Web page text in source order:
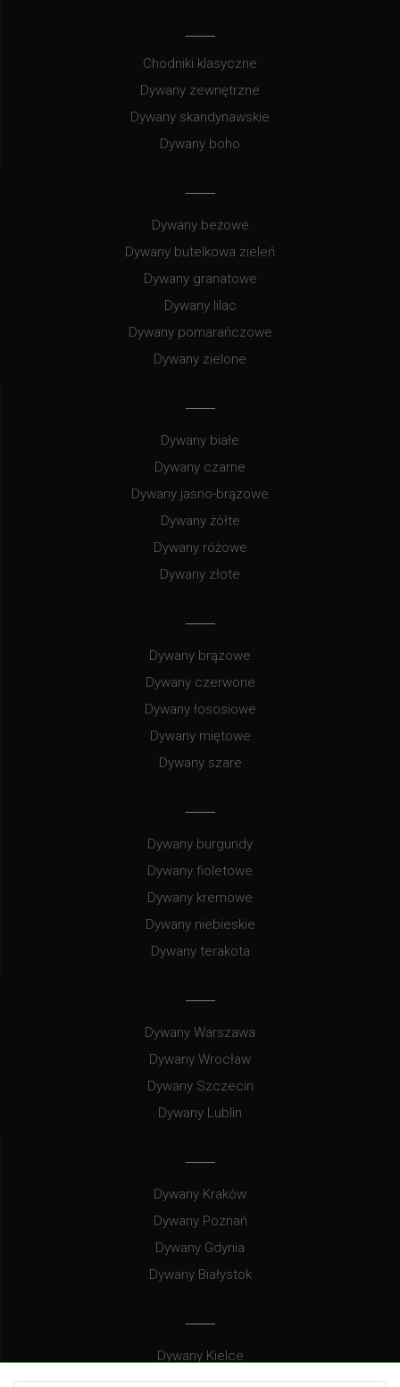
Chodniki klasyczne
Dywany zewnętrzne
Dywany skandynawskie
Dywany boho
Dywany beżowe
Dywany butelkowa zieleń
Dywany granatowe
Dywany lilac
Dywany pomarańczowe
Dywany zielone
Dywany białe
Dywany czarne
Dywany jasno-brązowe
Dywany żółte
Dywany różowe
Dywany złote
Dywany brązowe
Dywany czerwone
Dywany łososiowe
Dywany miętowe
Dywany szare
Dywany burgundy
Dywany fioletowe
Dywany kremowe
Dywany niebieskie
Dywany terakota
Dywany Warszawa
Dywany Wrocław
Dywany Szczecin
Dywany Lublin
Dywany Kraków
Dywany Poznań
Dywany Gdynia
Dywany Białystok
Dywany Kielce
Dywany Gdańsk